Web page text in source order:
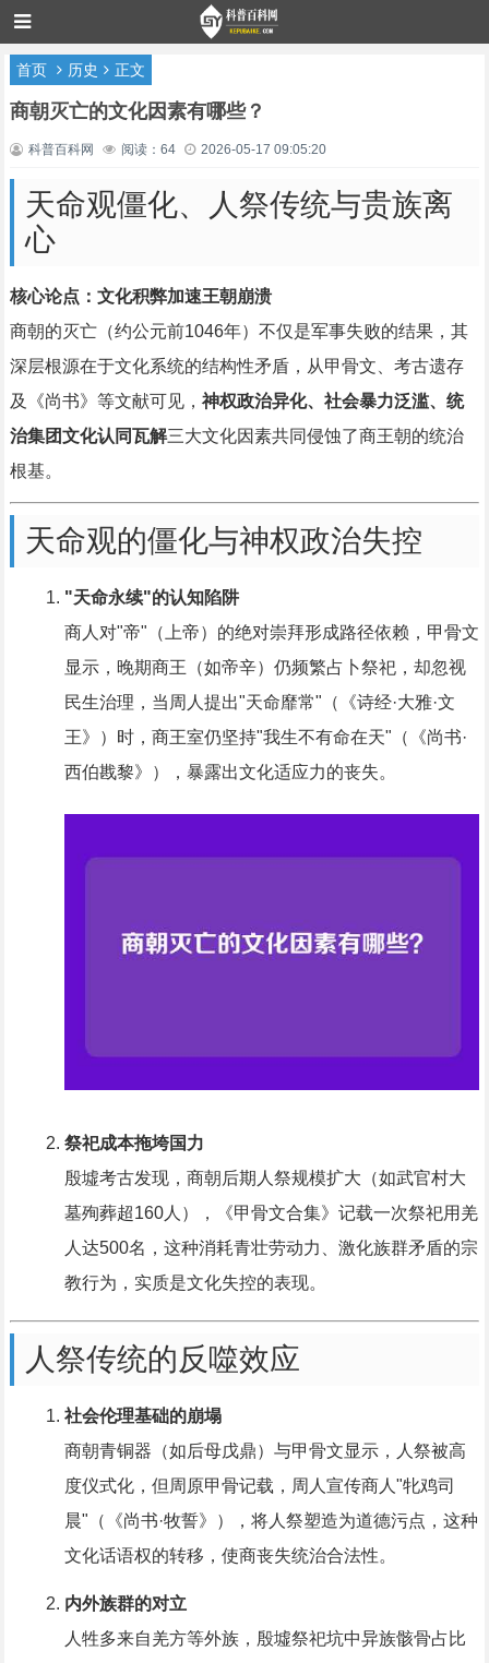
首页 历史 正文
商朝灭亡的文化因素有哪些？
科普百科网 阅读：64 2026-05-17 09:05:20
天命观僵化、人祭传统与贵族离
心
核心论点：文化积弊加速王朝崩溃
商朝的灭亡（约公元前1046年）不仅是军事失败的结果，其
深层根源在于文化系统的结构性矛盾，从甲骨文、考古遗存
及《尚书》等文献可见， 神权政治异化、社会暴力泛滥、统
治集团文化认同瓦解三大文化因素共同侵蚀了商王朝的统治
根基。
天命观的僵化与神权政治失控
"天命永续"的认知陷阱
商人对"帝"（上帝）的绝对崇拜形成路径依赖，甲骨文
显示，晚期商王（如帝辛）仍频繁占卜祭祀，却忽视
民生治理，当周人提出"天命靡常"（《诗经·大雅·文
王》）时，商王室仍坚持"我生不有命在天"（《尚书·
西伯戡黎》），暴露出文化适应力的丧失。
祭祀成本拖垮国力
殷墟考古发现，商朝后期人祭规模扩大（如武官村大
墓殉葬超160人），《甲骨文合集》记载一次祭祀用羌
人达500名，这种消耗青壮劳动力、激化族群矛盾的宗
教行为，实质是文化失控的表现。
人祭传统的反噬效应
社会伦理基础的崩塌
商朝青铜器（如后母戊鼎）与甲骨文显示，人祭被高
度仪式化，但周原甲骨记载，周人宣传商人"牝鸡司
晨"（《尚书·牧誓》），将人祭塑造为道德污点，这种
文化话语权的转移，使商丧失统治合法性。
内外族群的对立
人牲多来自羌方等外族，殷墟祭祀坑中异族骸骨占比